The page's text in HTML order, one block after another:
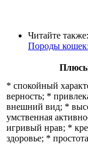
Читайте также:
Породы
* спокойный
верность; *
внешний вид; *
умственная
игривый нрав; *
здоровье; *